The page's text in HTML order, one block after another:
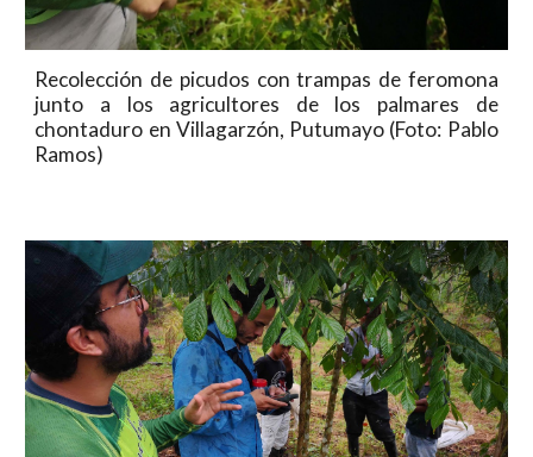
Recolección de picudos con trampas de feromona
junto a los agricultores de los palmares de
chontaduro en Villagarzón, Putumayo (Foto: Pablo
Ramos)